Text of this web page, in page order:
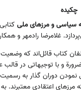
در حوزه فقه سیاسی
چکیده
سیاسی و مرز‌های ملی
غلامرضا رادمهر و
کتاب قائل‌اند که
و با توجیهاتی در
دوران گذار به رسمیت
مرزهای اعتقادی